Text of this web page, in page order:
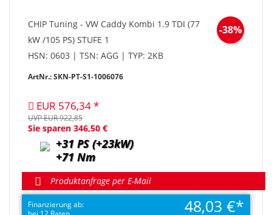
CHIP Tuning - VW Caddy Kombi 1.9 TDI (77
kW /105 PS) STUFE 1
HSN: 0603 | TSN: AGG | TYP: 2KB
ArtNr.: SKN-PT-S1-1006076
EUR 576,34
-38%
UVP EUR 922,85
Sie sparen 346,50 €
+31 PS (+23kW)
+71 Nm
Produktanfrage per E-Mail
Finanzierung ab:
48,03 €